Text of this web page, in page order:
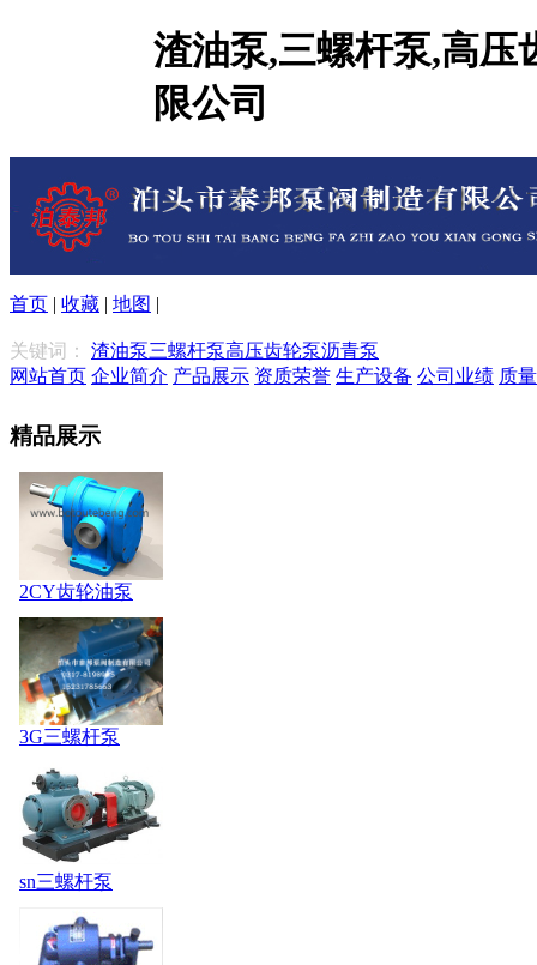
渣油泵,三螺杆泵,高压
限公司
首页 | 收藏 | 地图 |
关键词： 渣油泵三螺杆泵高压齿轮泵沥青泵
网站首页 企业简介 产品展示 资质荣誉 生产设备 公司业绩 质
精品展示
2CY齿轮油泵
3G三螺杆泵
sn三螺杆泵